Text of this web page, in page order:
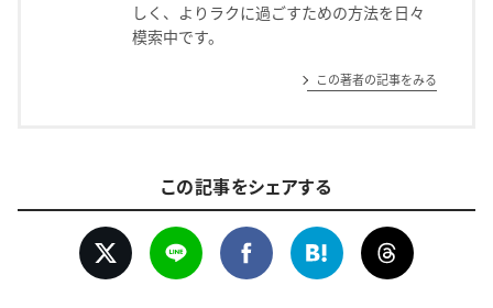
しく、よりラクに過ごすための方法を日々
模索中です。
この著者の記事をみる
この記事をシェアする